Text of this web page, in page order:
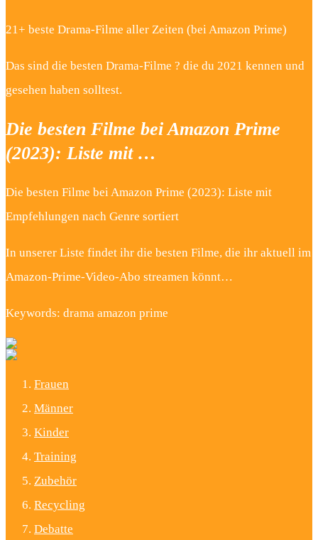
21+ beste Drama-Filme aller Zeiten (bei Amazon Prime)
Das sind die besten Drama-Filme ? die du 2021 kennen und
gesehen haben solltest.
Die besten Filme bei Amazon Prime
(2023): Liste mit …
Die besten Filme bei Amazon Prime (2023): Liste mit
Empfehlungen nach Genre sortiert
In unserer Liste findet ihr die besten Filme, die ihr aktuell im
Amazon-Prime-Video-Abo streamen könnt…
Keywords: drama amazon prime
Frauen
Männer
Kinder
Training
Zubehör
Recycling
Debatte